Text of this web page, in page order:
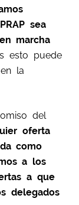
sea
marcha
esto puede
la
del
oferta
como
a los
a que
delegados